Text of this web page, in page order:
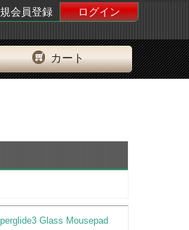
会員登録
ログイン
カート